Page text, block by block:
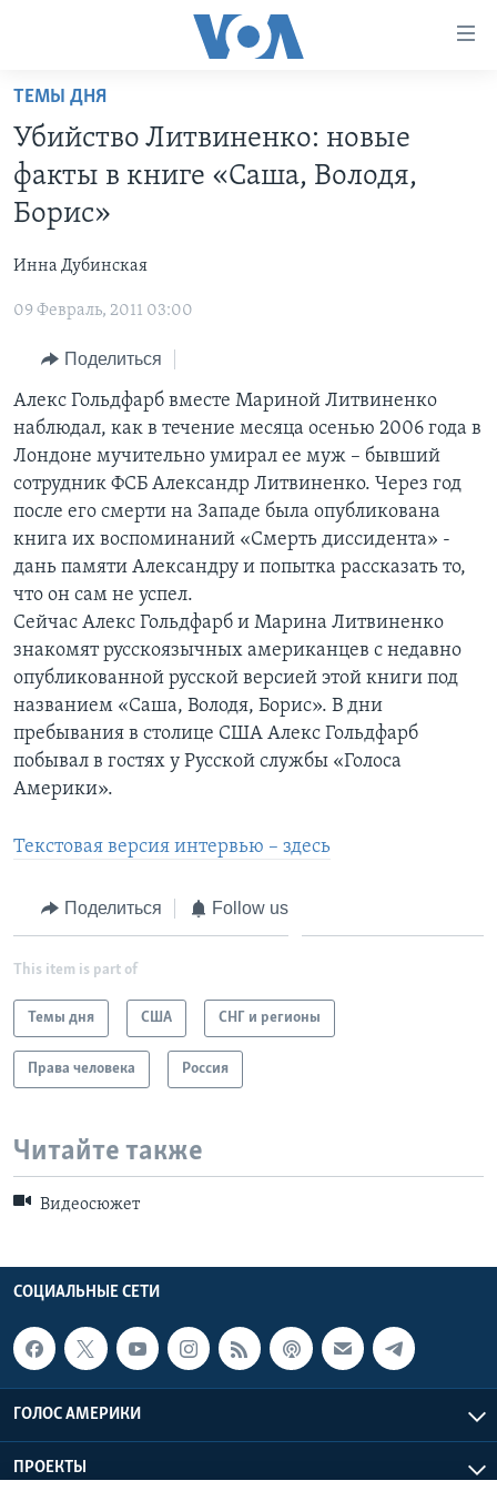
Перейти
основной
контент
Перейти
основной
навигации
Перейти
поиск
ГЛАВНОЕ
ПРОГРАММЫ
ИТОГИ
ПОЧЕМУ ЭТО ВАЖНО?
ДИСКУССИЯ VOA
ДЕТАЛИ
НЬЮ-ЙОРК NEW YORK
АМЕРИКА. БОЛЬШОЕ ПУТЕШЕСТВИЕ
ПРОЕКТЫ
НАША АМЕРИКАНСКАЯ ИСТОРИЯ
А КАК В АМЕРИКЕ?
АРТЕФАКТЫ
АМЕРИКАНСКИЕ ГОРОДКИ
ТЕСТЫ
ИНТЕРВЬЮ
ФАКТЫ ПРОТИВ ФЕЙКОВ
ЗА СВОБОДУ ПРЕССЫ
УЧИМ АНГЛИЙСКИЙ
ВИДЕО
ПОДПИСКА НА НОВОСТИ
Learning English
СОЦИАЛЬНЫЕ СЕТИ
Языки
ТЕМЫ ДНЯ
Убийство Литвиненко: новые
факты в книге «Саша, Володя,
Борис»
Инна Дубинская
09 Февраль, 2011 03:00
Поделиться
Алекс Гольдфарб вместе Мариной Литвиненко
наблюдал, как в течение месяца осенью 2006 года в
Лондоне мучительно умирал ее муж – бывший
сотрудник ФСБ Александр Литвиненко. Через год
после его смерти на Западе была опубликована
книга их воспоминаний «Смерть диссидента» -
дань памяти Александру и попытка рассказать то,
что он сам не успел.
Сейчас Алекс Гольдфарб и Марина Литвиненко
знакомят русскоязычных американцев с недавно
опубликованной русской версией этой книги под
названием «Саша, Володя, Борис». В дни
пребывания в столице США Алекс Гольдфарб
побывал в гостях у Русской службы «Голоса
Америки».
Текстовая версия интервью – здесь
Поделиться Follow us
This item is part of
Темы дня США СНГ и регионы
Права человека Россия
Читайте также
Видеосюжет
СОЦИАЛЬНЫЕ СЕТИ
ГОЛОС АМЕРИКИ
ПРОЕКТЫ